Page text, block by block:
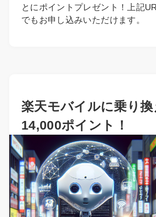
とにポイントプレゼント！上記
でもお申し込みいただけます。
楽天モバイルに乗り換
14,000ポイント！